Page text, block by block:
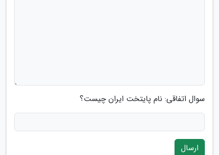
سوال اتفاقی: نام پایتخت ایران چیست؟
ارسال